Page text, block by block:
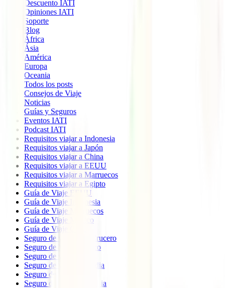
Descuento IATI
Opiniones IATI
Soporte
Blog
África
Ásia
América
Europa
Oceania
Todos los posts
Consejos de Viaje
Noticias
Guías y Seguros
Eventos IATI
Podcast IATI
Requisitos viajar a Indonesia
Requisitos viajar a Japón
Requisitos viajar a China
Requisitos viajar a EEUU
Requisitos viajar a Marruecos
Requisitos viajar a Egipto
Guía de Viaje EEUU
Guía de Viaje Indonesia
Guía de Viaje Marruecos
Guía de Viaje México
Guía de Viaje Cuba
Seguro de viaje para Crucero
Seguro de Viaje México
Seguro de viaje Japón
Seguro de viaje Tailandia
Seguro de viaje China
Seguro de viaje Colombia